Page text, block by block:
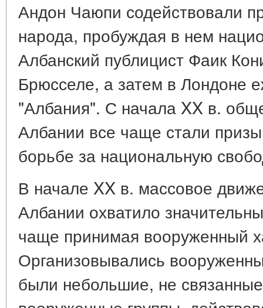
Андон Чаюпи содействовали
народа, пробуждая в нем
Албанский публицист Фаик
Брюсселе, а затем в Лондоне
"Албания". С начала XX в.
Албании все чаще стали
борьбе за национальную
В начале XX в. массовое
Албании охватило
чаще принимая вооруженный
Организовывались
были небольшие, не